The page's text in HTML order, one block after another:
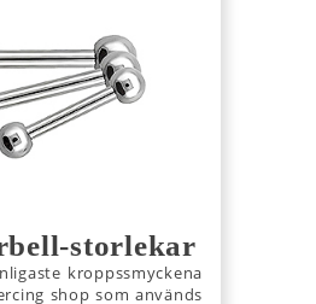
storlekar
kroppssmyckena
shop som används